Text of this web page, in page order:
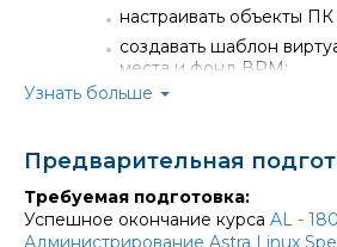
«Специалист» -
авторизованный
учебных центров Astra
Виртуализация рабочего
задача для многих современных
настраивать объекты
создавать шаблон
места и фонд ВРМ;
устанавливать и
готовить отчеты ПК
осуществлять
пользователей с
Узнать больше
Предварительная
Требуемая подготовка:
Успешное окончание курса AL -
Администрирование Astra Linux